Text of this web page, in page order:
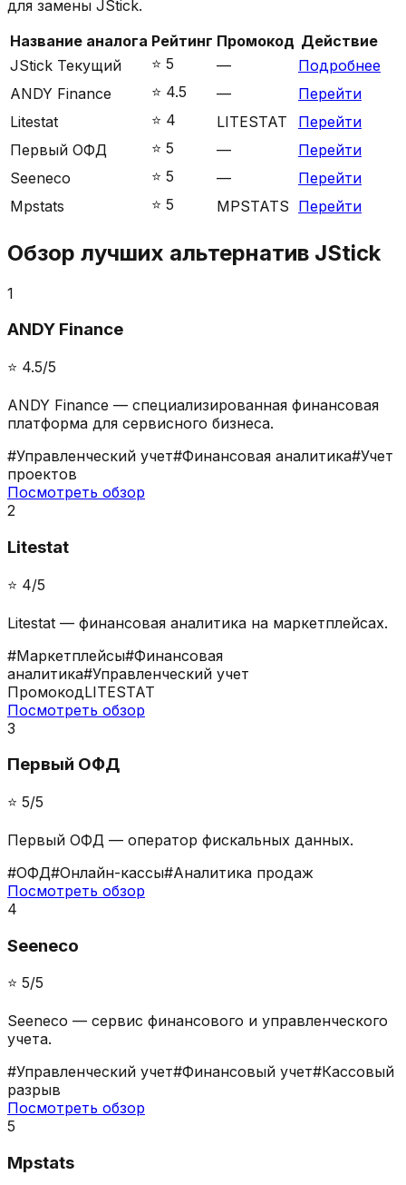
для замены JStick.
Название аналога Рейтинг Промокод Действие
JStick Текущий ⭐️ 5 —
Подробнее
ANDY Finance
⭐️ 4.5 —
Перейти
Litestat
⭐️ 4 LITESTAT
Перейти
Первый ОФД
⭐️ 5 —
Перейти
Seeneco
⭐️ 5 —
Перейти
Mpstats
⭐️ 5 MPSTATS Перейти
Обзор лучших альтернатив JStick
1
ANDY Finance
⭐️ 4.5/5
ANDY Finance — специализированная финансовая
платформа для сервисного бизнеса.
#Управленческий учет#Финансовая аналитика#Учет
проектов
Посмотреть обзор
2
Litestat
⭐️ 4/5
Litestat — финансовая аналитика на маркетплейсах.
#Маркетплейсы#Финансовая
аналитика#Управленческий учет
ПромокодLITESTAT
Посмотреть обзор
3
Первый ОФД
⭐️ 5/5
Первый ОФД — оператор фискальных данных.
#ОФД#Онлайн-кассы#Аналитика продаж
Посмотреть обзор
4
Seeneco
⭐️ 5/5
Seeneco — сервис финансового и управленческого
учета.
#Управленческий учет#Финансовый учет#Кассовый
разрыв
Посмотреть обзор
5
Mpstats